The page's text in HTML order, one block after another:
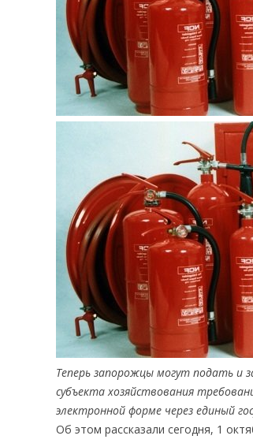
Теперь запорожцы могут подать и
субъекта хозяйствования
электронной форме через единый
Об этом рассказали сегодня, 1